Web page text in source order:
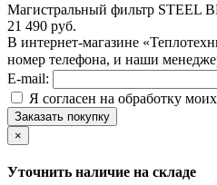
Магистральный фильтр STEEL
21 490 руб.
В интернет-магазине
номер телефона, и наши
E-mail:
Я согласен на обработку
Заказать покупку
×
Уточнить наличие на складе